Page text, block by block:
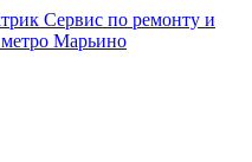
Сервис по ремонту и
Марьино